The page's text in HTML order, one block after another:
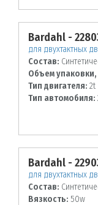
Bardahl -
для двухтактных
Состав:
Объем упаковки,
Тип двигателя: 2t
Тип автомобиля:
Bardahl -
для двухтактных
Состав:
Вязкость: 50w